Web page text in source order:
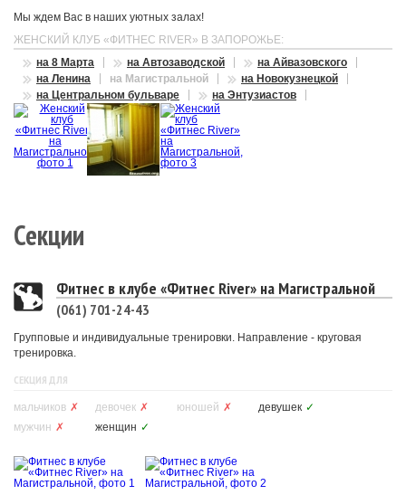
Мы ждем Вас в наших уютных залах!
ЖЕНСКИЙ КЛУБ «ФИТНЕС RIVER» В ЗАПОРОЖЬЕ:
на 8 Марта
на Автозаводской
на Айвазовского
на Ленина
на Магистральной
на Новокузнецкой
на Центральном бульваре
на Энтузиастов
Секции
Фитнес в клубе «Фитнес River» на Магистральной
(061) 701-24-43
Групповые и индивидуальные тренировки. Направление - круговая
тренировка.
СЕКЦИЯ ДЛЯ
мальчиков ✗ девочек ✗ юношей ✗ девушек ✓
мужчин ✗ женщин ✓